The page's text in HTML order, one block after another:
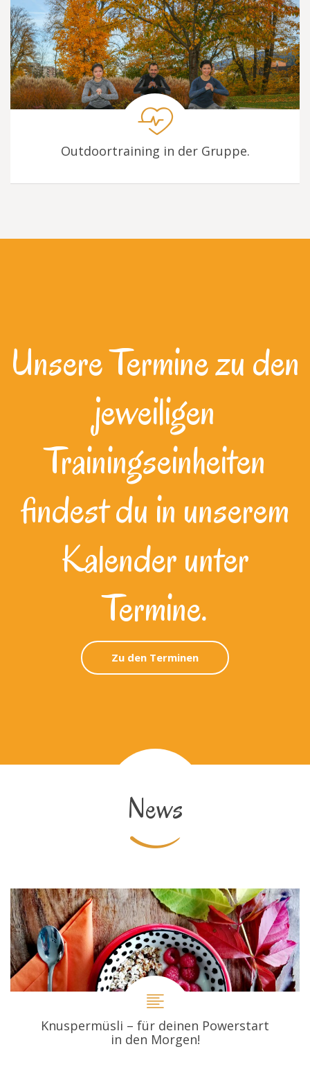
Outdoortraining in der Gruppe.
Unsere Termine zu den
jeweiligen
Trainingseinheiten
findest du in unserem
Kalender unter
Termine.
Zu den Terminen
News
Knuspermüsli – für deinen Powerstart
in den Morgen!